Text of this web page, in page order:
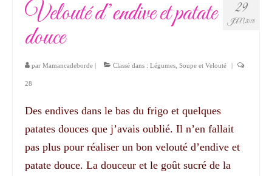
29
JAN 2018
Velouté d’endive et patate
douce
par Mamancadeborde | Classé dans : Légumes Soupe et Velouté |
28
Des endives dans le bas du frigo et quelques
patates douces que j’avais oublié. Il n’en fallait
pas plus pour réaliser un bon velouté d’endive et
patate douce. La douceur et le goût sucré de la